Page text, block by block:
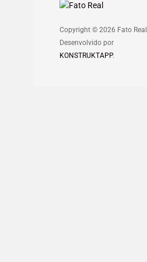
Copyright © 2026 Fato Real
Desenvolvido por
KONSTRUKTAPP.